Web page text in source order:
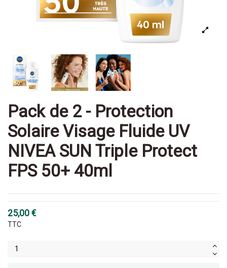
Pack de 2 - Protection
Solaire Visage Fluide UV
NIVEA SUN Triple Protect
FPS 50+ 40ml
25,00 €
TTC